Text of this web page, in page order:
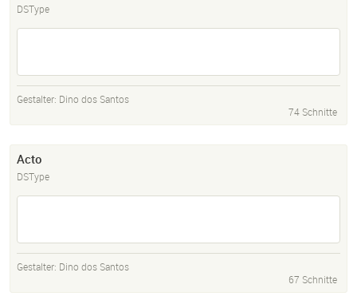
DSType
Gestalter: Dino dos Santos
74 Schnitte
Acto
DSType
Gestalter: Dino dos Santos
67 Schnitte